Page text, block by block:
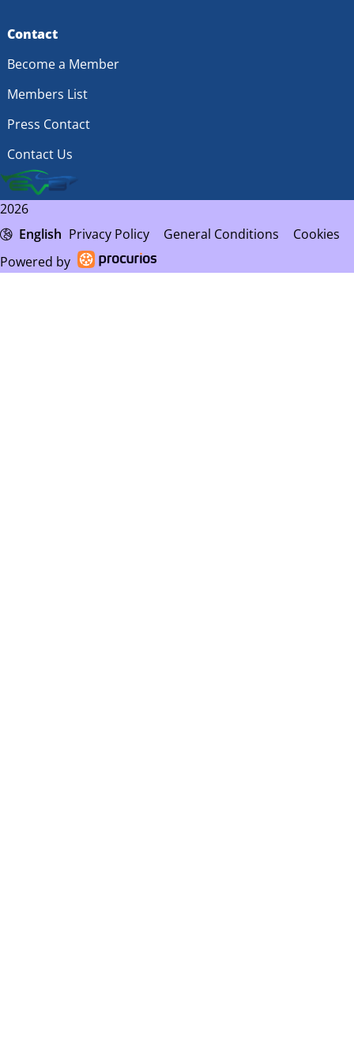
Contact
Become a Member
Members List
Press Contact
Contact Us
2026
English Privacy Policy General Conditions
Cookies
Powered by